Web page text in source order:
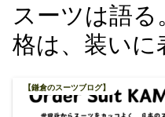
スーツは語
格は、装い
【鎌倉のスーツブログ】